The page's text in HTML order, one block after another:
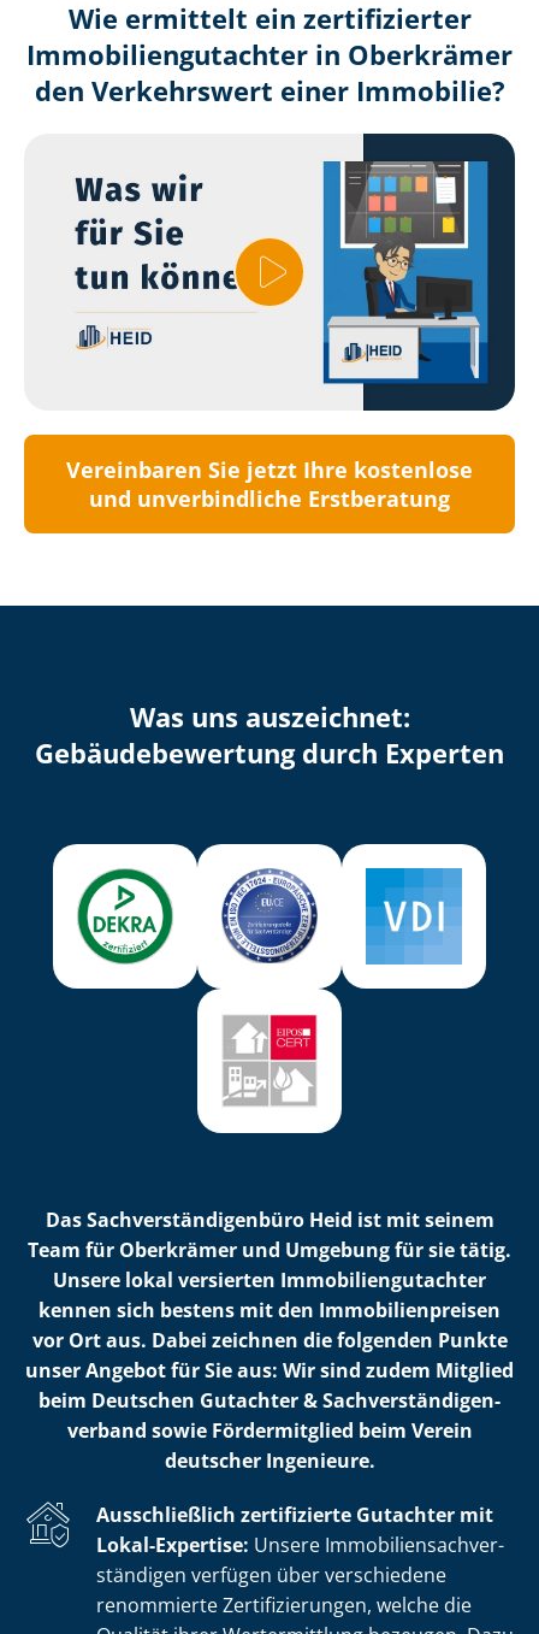
Wie ermittelt ein zertifizierter
Immobilien­gutachter in Oberkrämer
den Verkehrswert einer Immobilie?
Vereinbaren Sie jetzt Ihre kostenlose
und unverbindliche Erstberatung
Was uns auszeichnet:
Ge­bäu­de­be­wer­tung durch Experten
Das Sach­ver­stän­di­gen­bü­ro Heid ist mit seinem
Team für Oberkrämer und Umgebung für sie tätig.
Unsere lokal versierten Im­mo­bi­li­en­gut­ach­ter
kennen sich bestens mit den Im­mo­bi­li­en­prei­sen
vor Ort aus. Dabei zeichnen die folgenden Punkte
unser Angebot für Sie aus: Wir sind zudem Mitglied
beim Deutschen Gutachter & Sach­ver­stän­di­gen­
ver­band sowie Fördermitglied beim Verein
deutscher Ingenieure.
Ausschließlich zertifizierte Gutachter mit
Lokal-Expertise: Unsere Im­mo­bi­li­en­sach­ver­
stän­di­gen verfügen über verschiedene
renommierte Zer­ti­fi­zie­run­gen, welche die